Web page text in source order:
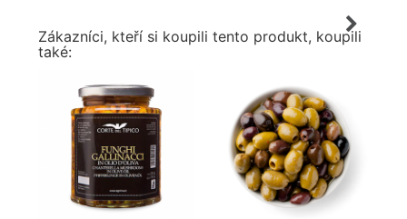
Zákazníci, kteří si koupili tento produkt, koupili
také: